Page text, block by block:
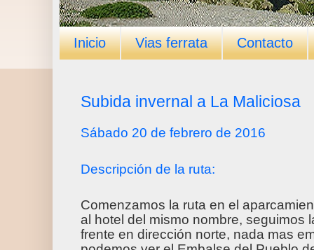
Inicio Vias ferrata Contacto
Subida invernal a La Maliciosa
Sábado 20 de febrero de 2016
Descripción de la ruta:
Comenzamos la ruta en el
al hotel del mismo nombre, seguimos
frente en dirección norte, nada mas